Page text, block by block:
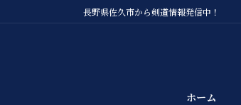
ン
ビ
長野県佐久市から剣道情報発信中！
ホーム